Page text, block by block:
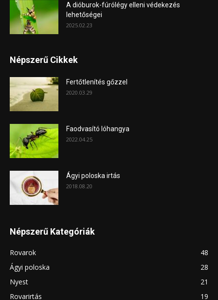
A dióburok-fúrólégy elleni védekezés
lehetőségei
2025.02.23
Népszerű Cikkek
Fertőtlenítés gőzzel
2020.03.29
Faodvasító lóhangya
2022.04.25
Ágyi poloska irtás
2018.08.20
Népszerű Kategóriák
Rovarok
48
Ágyi poloska
28
Nyest
21
Rovarirtás
19